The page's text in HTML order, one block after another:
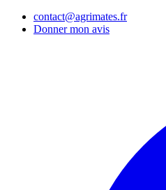
contact@agrimates.fr
Donner mon avis